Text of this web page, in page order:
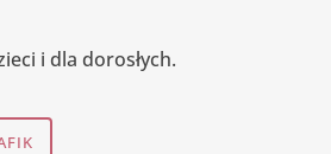
i dla dorosłych.